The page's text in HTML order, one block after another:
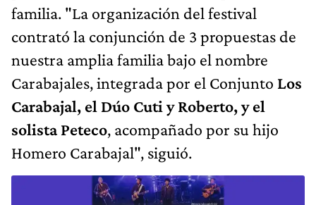
familia. "La organización del festival
contrató la conjunción de 3 propuestas de
nuestra amplia familia bajo el nombre
Carabajales, integrada por el Conjunto Los
Carabajal, el Dúo Cuti y Roberto, y el
solista Peteco, acompañado por su hijo
Homero Carabajal", siguió.